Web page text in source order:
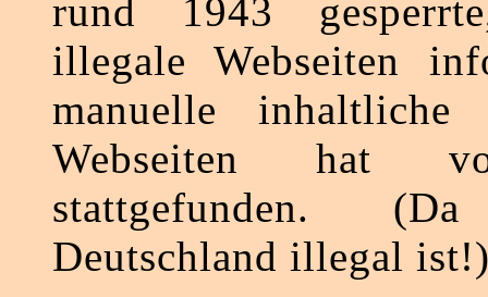
rund 1943
illegale Webseiten
manuelle inhaltliche
Webseiten hat
stattgefunden.
Deutschland illegal